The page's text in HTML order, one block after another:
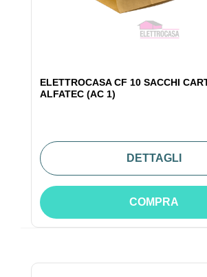
ELETTROCASA CF 10 SACCHI
ALFATEC (AC 1)
DETTAGLI
COMPRA